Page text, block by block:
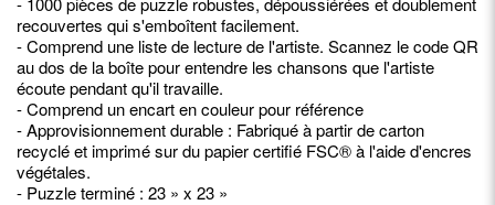
recouvertes qui s'emboîtent facilement.
- Comprend une liste de lecture de l'artiste. Scannez le code QR
au dos de la boîte pour entendre les chansons que l'artiste
écoute pendant qu'il travaille.
- Comprend un encart en couleur pour référence
- Approvisionnement durable : Fabriqué à partir de carton
recyclé et imprimé sur du papier certifié FSC® à l'aide d'encres
végétales.
- Puzzle terminé : 23 » x 23 »